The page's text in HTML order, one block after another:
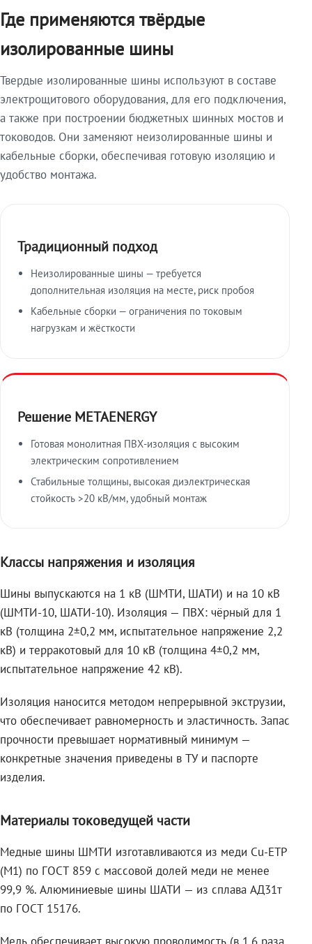
Где применяются твёрдые
изолированные шины
Твердые изолированные шины используют в составе
электрощитового оборудования, для его подключения,
а также при построении бюджетных шинных мостов и
тоководов. Они заменяют неизолированные шины и
кабельные сборки, обеспечивая готовую изоляцию и
удобство монтажа.
Традиционный подход
Неизолированные шины — требуется
дополнительная изоляция на месте, риск пробоя
Кабельные сборки — ограничения по токовым
нагрузкам и жёсткости
Решение METAENERGY
Готовая монолитная ПВХ-изоляция с высоким
электрическим сопротивлением
Стабильные толщины, высокая диэлектрическая
стойкость >20 кВ/мм, удобный монтаж
Классы напряжения и изоляция
Шины выпускаются на 1 кВ (ШМТИ, ШАТИ) и на 10 кВ
(ШМТИ-10, ШАТИ-10). Изоляция — ПВХ: чёрный для 1
кВ (толщина 2±0,2 мм, испытательное напряжение 2,2
кВ) и терракотовый для 10 кВ (толщина 4±0,2 мм,
испытательное напряжение 42 кВ).
Изоляция наносится методом непрерывной экструзии,
что обеспечивает равномерность и эластичность. Запас
прочности превышает нормативный минимум —
конкретные значения приведены в ТУ и паспорте
изделия.
Материалы токоведущей части
Медные шины ШМТИ изготавливаются из меди Cu-ETP
(M1) по ГОСТ 859 с массовой долей меди не менее
99,9 %. Алюминиевые шины ШАТИ — из сплава АД31т
по ГОСТ 15176.